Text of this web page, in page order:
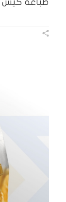
طباعة كيس